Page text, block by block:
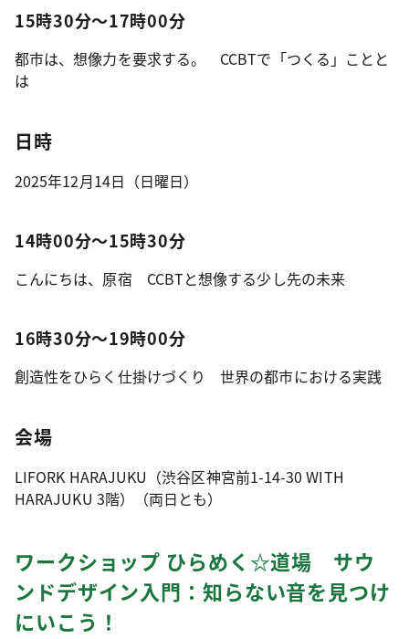
15時30分～17時00分
都市は、想像力を要求する。 CCBTで「つくる」ことと
は
日時
2025年12月14日（日曜日）
14時00分～15時30分
こんにちは、原宿 CCBTと想像する少し先の未来
16時30分～19時00分
創造性をひらく仕掛けづくり 世界の都市における実践
会場
LIFORK HARAJUKU（渋谷区神宮前1-14-30 WITH
HARAJUKU 3階）（両日とも）
ワークショップ ひらめく☆道場 サウ
ンドデザイン入門：知らない音を見つけ
にいこう！